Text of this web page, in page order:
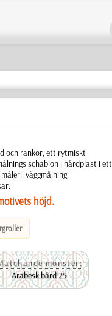
och rankor, ett rytmiskt
schablon i hårdplast i ett
väggmålning,
höjd.
mönster:
Arabesk bård 25